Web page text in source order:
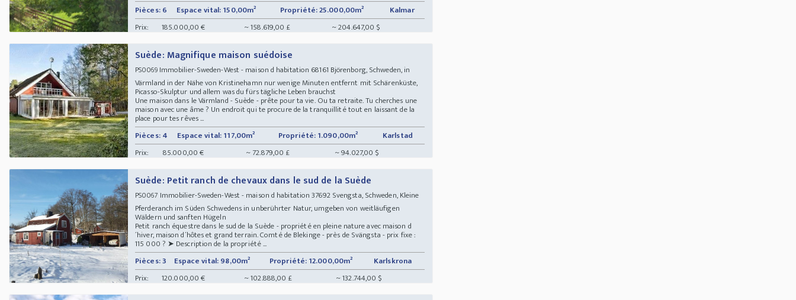
Pièces: 6
Espace vital: 150,00m² Propriété: 25.000,00m²
Kalmar
Prix:
185.000,00 € ~ 158.619,00 £ ~ 204.647,00 $
Suède: Magnifique maison suédoise
PS0069Immobilier-Sweden-West - maison d habitation 68161 Björenborg, Schweden, in
Värmland in der Nähe von Kristinehamn nur wenige Minuten entfernt mit Schärenküste,
Picasso-Skulptur und allem was du fürs tägliche Leben brauchst
Une maison dans le Värmland - Suède - prête pour ta vie. Ou ta retraite. Tu cherches une
maison avec une âme ? Un endroit qui te procure de la tranquillité tout en laissant de la
place pour tes rêves ...
Pièces: 4
Espace vital: 117,00m² Propriété: 1.090,00m²
Karlstad
Prix:
85.000,00 € ~ 72.879,00 £ ~ 94.027,00 $
Suède: Petit ranch de chevaux dans le sud de la Suède
PS0067 Immobilier-Sweden-West - maison d habitation 37692 Svengsta, Schweden, Kleine
Pferderanch im Süden Schwedens in unberührter Natur, umgeben von weitläufigen
Wäldern und sanften Hügeln
Petit ranch équestre dans le sud de la Suède - propriété en pleine nature avec maison d
´hiver, maison d´hôtes et grand terrain. Comté de Blekinge - près de Svängsta - prix fixe :
115 000 ? ➤ Description de la propriété ...
Pièces: 3
Espace vital: 98,00m² Propriété: 12.000,00m²
Karlskrona
Prix:
120.000,00 € ~ 102.888,00 £ ~ 132.744,00 $